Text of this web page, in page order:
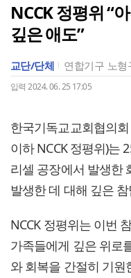
NCCK 정평위 “
깊은 애도”
교단/단체 연합기구 노형
입력 2024. 06. 25 17:05
한국기독교교회협의
이하 NCCK 정평위)는
리셀 공장에서 발생한
발생한 데 대해 깊은
NCCK 정평위는 이번
가족들에게 깊은 위로
와 회복을 간절히 기원